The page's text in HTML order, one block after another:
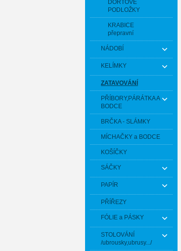
DORTOVÉ
PODLOŽKY
KRABICE
přepravní
NÁDOBÍ
KELÍMKY
ZATAVOVÁNÍ
PŘÍBORY,PÁRÁTKA A
BODCE
BRČKA - SLÁMKY
MÍCHAČKY a BODCE
KOŠÍČKY
SÁČKY
PAPÍR
PŘÍŘEZY
FÓLIE a PÁSKY
STOLOVÁNÍ
/ubrousky,ubrusy.../